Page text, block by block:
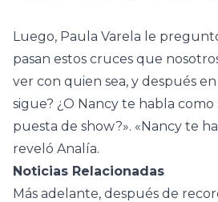
Luego, Paula Varela le
pasan estos cruces que
ver con quien sea, y después
sigue? ¿O Nancy te habla como
puesta de show?». «Nancy te
reveló Analía.
Noticias Relacionadas
Más adelante, después de